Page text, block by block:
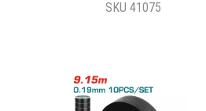
SKU 41075